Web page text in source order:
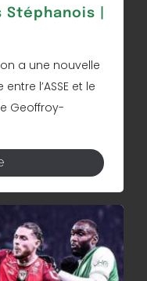
|
a une nouvelle
l’ASSE et le
Geoffroy-